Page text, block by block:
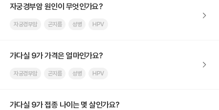
자궁경부암 원인이 무엇인가요?
자궁경부암 곤지름 성병 HPV
가다실 9가 가격은 얼마인가요?
자궁경부암 곤지름 성병 HPV
가다실 9가 접종 나이는 몇 살인가요?